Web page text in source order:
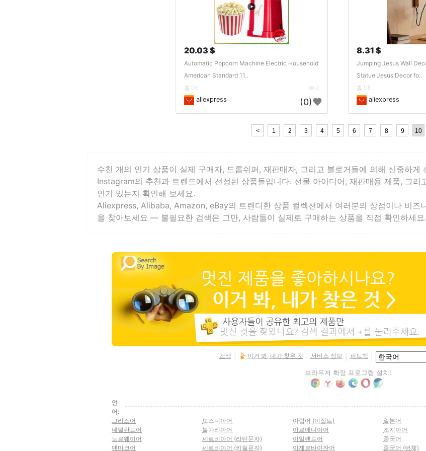
20.03 $
Automatic Popcorn Machine Electric Household
American Standard 11..
DE 2
aliexpress (0)
8.31 $
Jumping Jesus Wall
Statue Jesus Decor fo..
DE
aliexpress
< 1 2 3 4 5 6 7 8 9 10
수천 개의 인기 상품이 실제 구매자, 드롭쉬퍼, 재판매자, 그리고 블로거들에 의해 신중하게
Instagram의 추천과 트렌드에서 선정된 상품들입니다. 선물 아이디어, 재판매용 제품, 그
인기 있는지 확인해 보세요.
Aliexpress, Alibaba, Amazon, eBay의 트렌디한 상품 컬렉션에서 여러분의 상점이나 비즈
을 찾아보세요 — 불필요한 검색은 그만, 사람들이 실제로 구매하는 상품을 직접 확인하세요.
검색 이거 봐, 내가 찾은 것 서비스 정보 피드백
브라우저 확장 프로그램 설치:
언
어:
그리스어
네덜란드어
노르웨이어
덴마크어
보스니아어
불가리아어
세르비아어 (라틴문자)
세르비아어 (키릴문자)
아랍어 (이집트)
아르메니아어
아일랜드어
아제르바이잔어
일본어
조지아어
중국어
중국어 (번체)